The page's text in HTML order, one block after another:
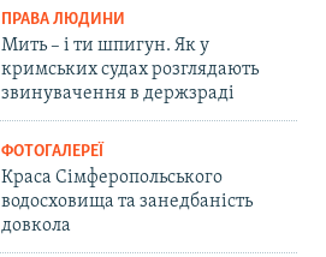
ПРАВА ЛЮДИНИ
Мить – і ти шпигун. Як у
кримських судах розглядають
звинувачення в держзраді
ФОТОГАЛЕРЕЇ
Краса Сімферопольського
водосховища та занедбаність
довкола